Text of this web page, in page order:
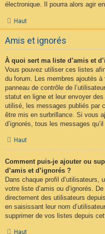
électronique. Il pourra alors agir
Haut
Amis et ignorés
À quoi sert ma liste d’amis et
Vous pouvez utiliser ces listes
du forum. Les membres ajoutés
panneau de contrôle de
statut en ligne et leur envoyer
utilisé, les messages publiés par
être mis en surbrillance. Si vous
d’ignorés, tous les messages
Haut
Comment puis-je ajouter ou
d’amis et d’ignorés ?
Dans chaque profil d’utilisateurs,
votre liste d’amis ou d’ignorés.
directement des utilisateurs
en saisissant leur nom
supprimer de vos listes depuis
Haut